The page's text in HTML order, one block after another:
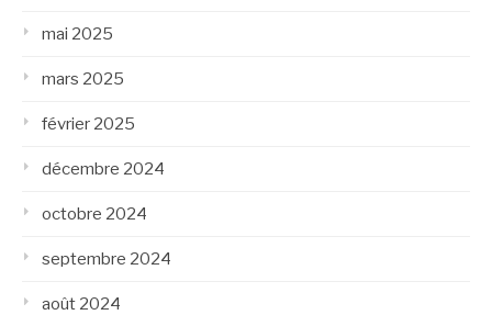
mai 2025
mars 2025
février 2025
décembre 2024
octobre 2024
septembre 2024
août 2024